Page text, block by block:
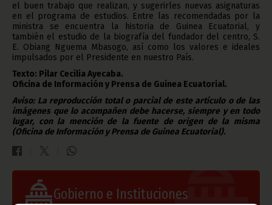
el buen trabajo que realizan, y sugerirles nuevas asignaturas
en el programa de estudios. Entre las recomendadas por la
ministra se encuentra la historia de Guinea Ecuatorial, y
también el estudio de la biografía del fundador del centro, S.
E. Obiang Nguema Mbasogo, así como los valores e ideales
impulsados por el Presidente en nuestro País.
Texto: Pilar Cecilia Ayecaba.
Oficina de Información y Prensa de Guinea Ecuatorial.
Aviso: La reproducción total o parcial de este artículo o de las
imágenes que lo acompañen debe hacerse, siempre y en todo
lugar, con la mención de la fuente de origen de la misma
(Oficina de Información y Prensa de Guinea Ecuatorial).
Gobierno e Instituciones